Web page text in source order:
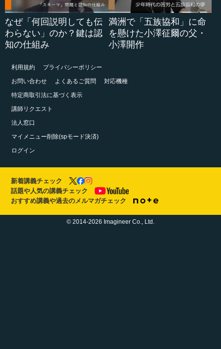
なぜ「何回説明しても伝
わらない」のか？鍵は認
知の仕組み
満洲で「五族協和」に命
を懸けた小澤征爾の父・
小澤開作
利用規約
プライバシーポリシー
お問い合わせ
よくあるご質問
対応機種
特定商取引法に基づく表示
講師リクエスト
法人窓口
マイメニュー削除(spモード決済)
ログイン
新着講義チェック
話題や人気の講義チェック
おすすめ講義や過去のメルマガチェック
© 2014-2026 Imagineer Co., Ltd.